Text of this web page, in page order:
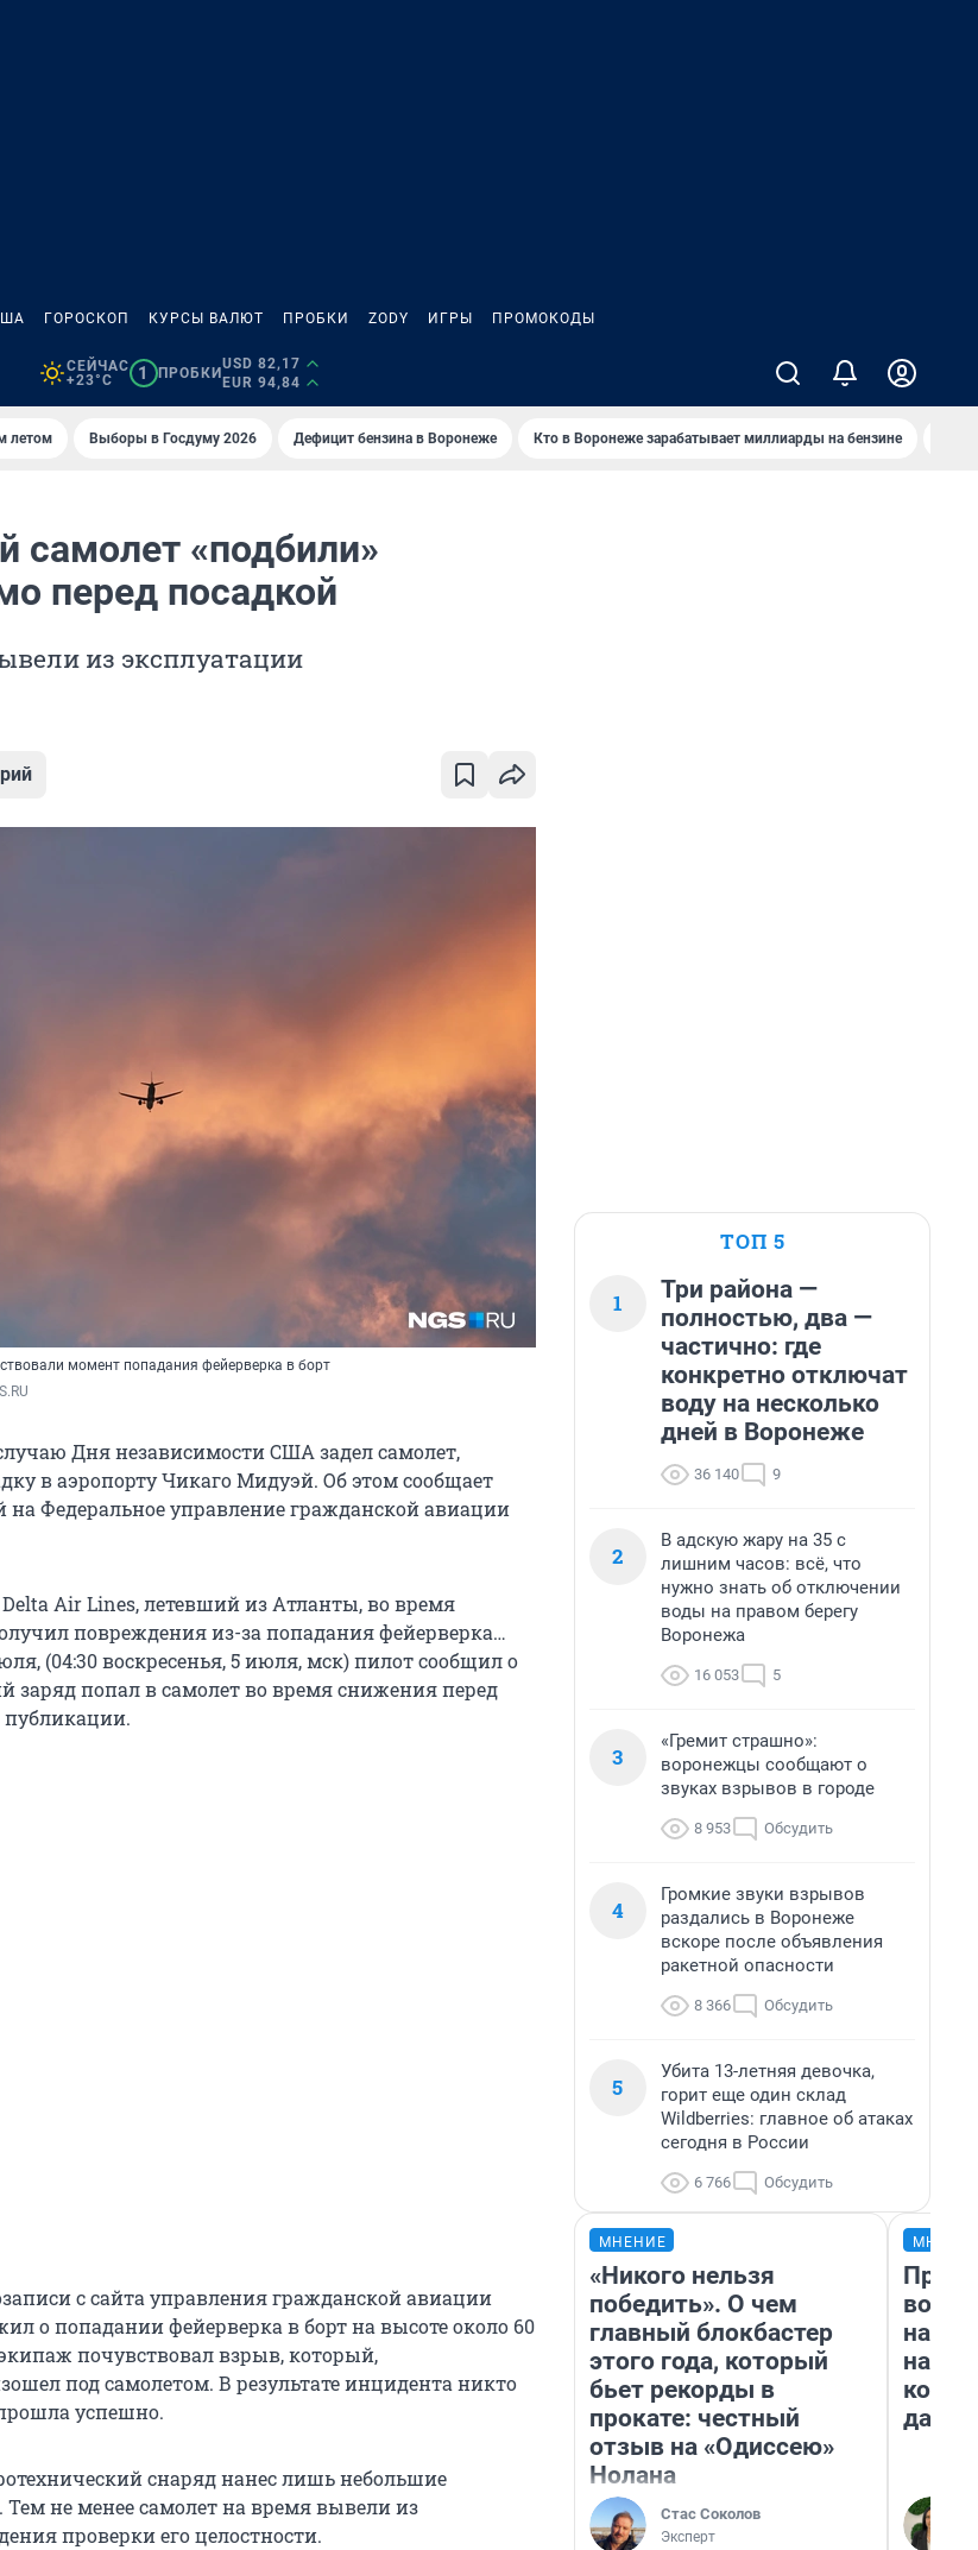
ГОРОСКОП КУРСЫ ВАЛЮТ ПРОБКИ ZODY ИГРЫ ПРОМОКОДЫ
СЕЙЧАС
+23°C
1 ПРОБКИ
USD 82,17
EUR 94,84
летом Выборы в Госдуму 2026 Дефицит бензина в Воронеже Кто в Воронеже зарабатывает миллиарды на бензине
самолет «подбили»
перед посадкой
из эксплуатации
момент попадания фейерверка в борт
Дня независимости США задел самолет,
в аэропорту Чикаго Мидуэй. Об этом сообщает
на Федеральное управление гражданской авиации
Air Lines, летевший из Атланты, во время
повреждения из-за попадания фейерверка…
(04:30 воскресенья, 5 июля, мск) пилот сообщил о
заряд попал в самолет во время снижения перед
публикации.
с сайта управления гражданской авиации
о попадании фейерверка в борт на высоте около 60
почувствовал взрыв, который,
под самолетом. В результате инцидента никто
успешно.
снаряд нанес лишь небольшие
не менее самолет на время вывели из
проверки его целостности.
ТОП 5
1
Три района —
полностью, два —
частично: где
конкретно отключат
воду на несколько
дней в Воронеже
36 140 9
2
В адскую жару на 35 с
лишним часов: всё, что
нужно знать об отключении
воды на правом берегу
Воронежа
16 053 5
3
«Гремит страшно»:
воронежцы сообщают о
звуках взрывов в городе
8 953 Обсудить
4
Громкие звуки взрывов
раздались в Воронеже
вскоре после объявления
ракетной опасности
8 366 Обсудить
5
Убита 13-летняя девочка,
горит еще один склад
Wildberries: главное об атаках
сегодня в России
6 766 Обсудить
МНЕНИЕ
«Никого нельзя
победить». О чем
главный блокбастер
этого года, который
бьет рекорды в
прокате: честный
отзыв на «Одиссею»
Нолана
Стас Соколов
Эксперт
нам
даже